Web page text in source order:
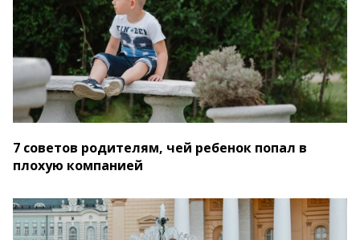
7 советов родителям, чей ребенок попал в
плохую компанией